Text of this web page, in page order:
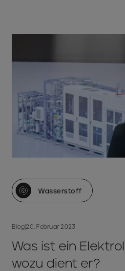
Wasserstoff
Blog|20. Februar 2023
Was ist ein
wozu dient er?